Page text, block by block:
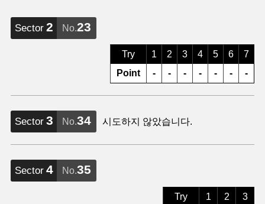
Sector 2 No.23
Try
Point
1
-
2
-
3
-
4
-
5
-
6
-
7
-
Sector 3 No.34 시도하지 않았습니다.
Sector 4 No.35
Try
1
2
3